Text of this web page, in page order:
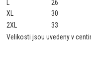
L
26
XL
30
2XL
33
Velikosti jsou uvedeny v